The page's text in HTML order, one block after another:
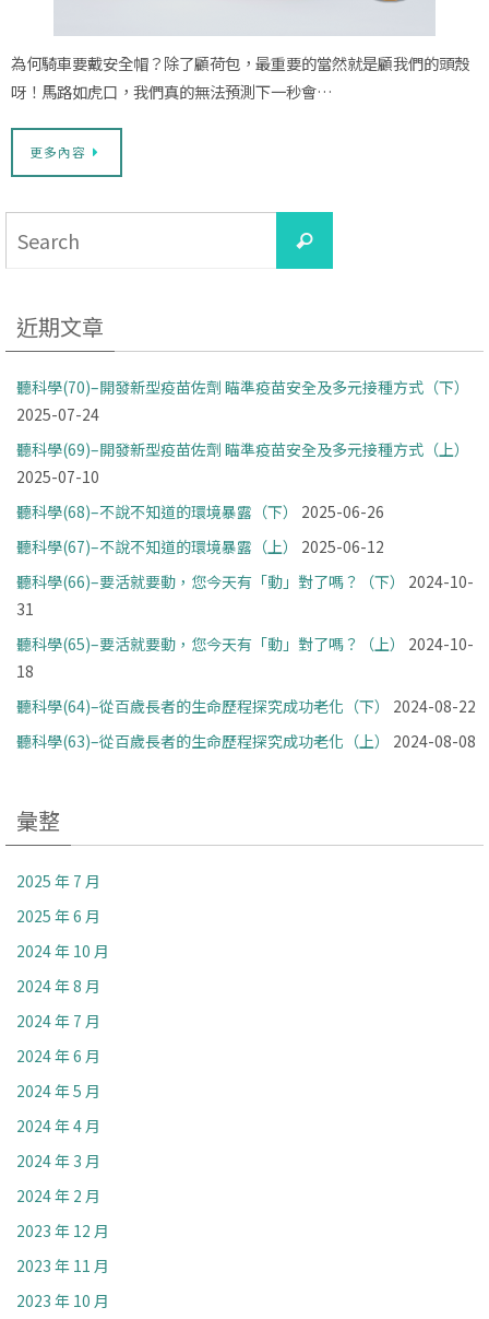
為何騎車要戴安全帽？除了顧荷包，最重要的當然就是顧我們的頭殼
呀！馬路如虎口，我們真的無法預測下一秒會…
更多內容
Search
近期文章
聽科學(70)–開發新型疫苗佐劑 瞄準疫苗安全及多元接種方式（下）
2025-07-24
聽科學(69)–開發新型疫苗佐劑 瞄準疫苗安全及多元接種方式（上）
2025-07-10
聽科學(68)–不說不知道的環境暴露（下）
2025-06-26
聽科學(67)–不說不知道的環境暴露（上）
2025-06-12
聽科學(66)–要活就要動，您今天有「動」對了嗎？（下）
2024-10-
31
聽科學(65)–要活就要動，您今天有「動」對了嗎？（上）
2024-10-
18
聽科學(64)–從百歲長者的生命歷程探究成功老化（下）
2024-08-22
聽科學(63)–從百歲長者的生命歷程探究成功老化（上）
2024-08-08
彙整
2025 年 7 月
2025 年 6 月
2024 年 10 月
2024 年 8 月
2024 年 7 月
2024 年 6 月
2024 年 5 月
2024 年 4 月
2024 年 3 月
2024 年 2 月
2023 年 12 月
2023 年 11 月
2023 年 10 月